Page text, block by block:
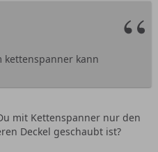
kettenspanner kann
mit Kettenspanner nur den
Deckel geschaubt ist?